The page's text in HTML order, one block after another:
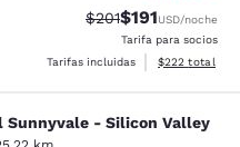
Precio tachado:
$201Precio con
$191USD/noche
Tarifa para socios
Tarifas incluidas
Ver detalles
$222 total
- Silicon
Sunnyvale - Silicon Valley